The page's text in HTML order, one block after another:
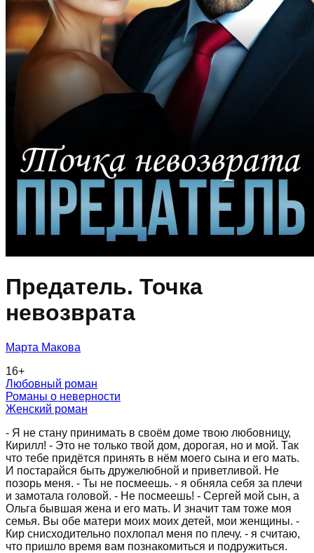
Предатель. Точка
невозврата
Марта Макова
16+
Любовный роман
Романы о неверности
Женский роман
- Я не стану принимать в своём доме твою любовницу,
Кирилл! - Это не только твой дом, дорогая, но и мой. Так
что тебе придётся принять в нём моего сына и его мать.
И постарайся быть дружелюбной и приветливой. Не
позорь меня. - Ты не посмеешь. - я обняла себя за плечи
и замотала головой. - Не посмеешь! - Сергей мой сын, а
Ольга бывшая жена и его мать. И значит там тоже моя
семья. Вы обе матери моих моих детей, мои женщины. -
Кир снисходительно похлопал меня по плечу. - я считаю,
что пришло время вам познакомиться и подружиться.